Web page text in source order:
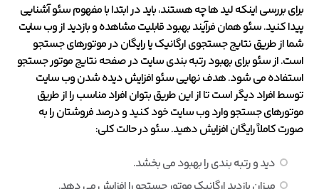
برای بررسی اینکه لید ها چه هستند، باید در ابتدا با مفهوم سئو آشنایی
پیدا کنید. سئو همان فرآیند بهبود قابلیت مشاهده و بازدید از وب سایت
شما از طریق نتایج جستجوی ارگانیک یا رایگان در موتورهای جستجو
است. از سئو برای بهبود رتبه بندی سایت در صفحه نتایج موتور جستجو
استفاده می شود. هدف نهایی سئو افزایش دیده شدن وب سایت
توسط افراد دیگر است تا از این طریق بتوان افراد مناسب را از طریق
موتورهای جستجو وارد وب سایت خود کنید و درصد فروشتان را به
صورت کاملاً رایگان افزایش دهید. سئو در حالت کلی:
دید و رتبه بندی را بهبود می بخشد.